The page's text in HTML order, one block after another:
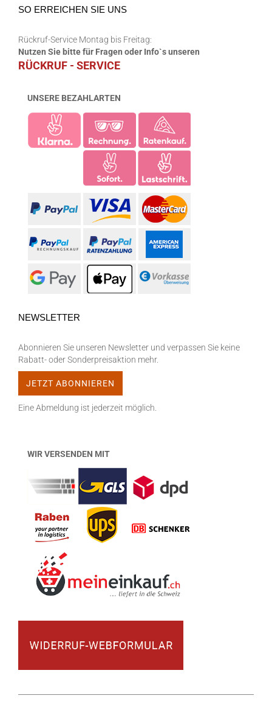
SO ERREICHEN SIE UNS
Rückruf-Service Montag bis Freitag:
Nutzen Sie bitte für Fragen oder Info`s unseren
RÜCKRUF - SERVICE
UNSERE BEZAHLARTEN
NEWSLETTER
Abonnieren Sie unseren Newsletter und verpassen Sie keine
Rabatt- oder Sonderpreisaktion mehr.
Eine Abmeldung ist jederzeit möglich.
WIR VERSENDEN MIT